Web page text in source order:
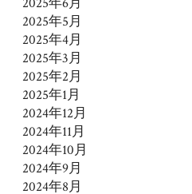
2025年5月
2025年4月
2025年3月
2025年2月
2025年1月
2024年12月
2024年11月
2024年10月
2024年9月
2024年8月